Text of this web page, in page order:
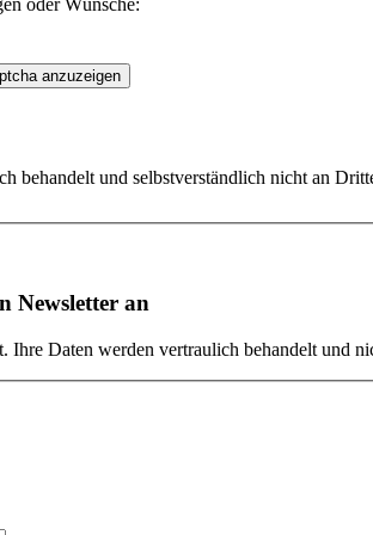
anzuzeigen
behandelt und selbstverständlich nicht an
Newsletter an
Ihre Daten werden vertraulich behandelt